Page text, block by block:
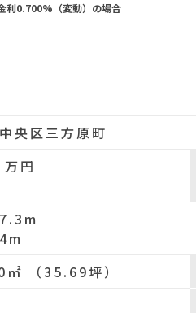
利0.700%（変動）の場合
央区三方原町
万円
（35.69坪）